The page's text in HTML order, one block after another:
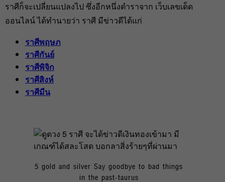
ราศีก็จะเปลี่ยนแปลงไป ซึ่งอีกหนึ่งตำราจาก เว็บเลขเด็ด
ออนไลน์ ได้ทำนายว่า ราศี มีข่าวดีได้แก่
ราศีพฤษภ
ราศีกันย์
ราศีพิจิก
ราศีสิงห์
ราศีมีน
5 gold and silver Say goodbye to bad things
in the past-taurus